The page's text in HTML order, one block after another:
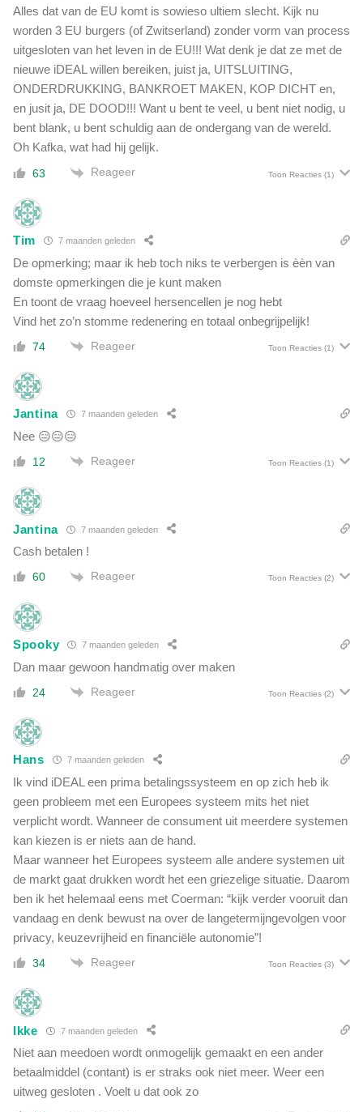
n
w
e
r
e
w
i
n
e
t
e
r
k
v
n
i
n
e
r
e
k
s
a
n
e
e
n
a
h
e
i
j
e
m
e
n
n
s
t
i
n
e
c
h
r
i
f
a
s
e
n
i
s
e
c
e
n
u
u
r
a
l
s
z
n
v
c
c
i
Alles dat van de EU komt is sowieso ultiem slecht. Kijk nu
worden 3 EU burgers (of Zwitserland) zonder vorm van process
uitgesloten van het leven in de EU!!! Wat denk je dat ze met de
nieuwe iDEAL willen bereiken, juist ja, UITSLUITING,
ONDERDRUKKING, BANKROET MAKEN, KOP DICHT en,
en jusit ja, DE DOOD!!! Want u bent te veel, u bent niet nodig, u
bent blank, u bent schuldig aan de ondergang van de wereld.
Oh Kafka, wat had hij gelijk.
63 Reageer Toon Reacties (1)
Tim 7 maanden geleden
De opmerking; maar ik heb toch niks te verbergen is èèn van
domste opmerkingen die je kunt maken
En toont de vraag hoeveel hersencellen je nog hebt
Vind het zo’n stomme redenering en totaal onbegrijpelijk!
74 Reageer Toon Reacties (1)
Jantina 7 maanden geleden
Nee 😑😑😑
12 Reageer Toon Reacties (1)
Jantina 7 maanden geleden
Cash betalen !
60 Reageer Toon Reacties (2)
Spooky 7 maanden geleden
Dan maar gewoon handmatig over maken
24 Reageer Toon Reacties (2)
Hans 7 maanden geleden
Ik vind iDEAL een prima betalingssysteem en op zich heb ik
geen probleem met een Europees systeem mits het niet
verplicht wordt. Wanneer de consument uit meerdere systemen
kan kiezen is er niets aan de hand.
Maar wanneer het Europees systeem alle andere systemen uit
de markt gaat drukken wordt het een griezelige situatie. Daarom
ben ik het helemaal eens met Coerman: “kijk verder vooruit dan
vandaag en denk bewust na over de langetermijngevolgen voor
privacy, keuzevrijheid en financiële autonomie”!
34 Reageer Toon Reacties (3)
Ikke 7 maanden geleden
Niet aan meedoen wordt onmogelijk gemaakt en een ander
betaalmiddel (contant) is er straks ook niet meer. Weer een
uitweg gesloten . Voelt u dat ook zo